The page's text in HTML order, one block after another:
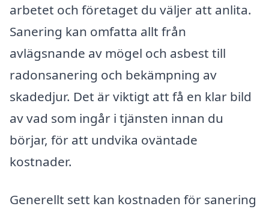
arbetet och företaget du väljer att anlita.
Sanering kan omfatta allt från
avlägsnande av mögel och asbest till
radonsanering och bekämpning av
skadedjur. Det är viktigt att få en klar bild
av vad som ingår i tjänsten innan du
börjar, för att undvika oväntade
kostnader.
Generellt sett kan kostnaden för sanering